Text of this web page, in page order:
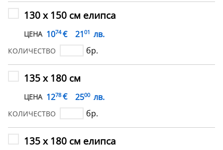
130 х 150 см елипса
ЦЕНА 1074 € 2101 лв.
КОЛИЧЕСТВО бр.
135 х 180 см
ЦЕНА 1278 € 2500 лв.
КОЛИЧЕСТВО бр.
135 х 180 см елипса